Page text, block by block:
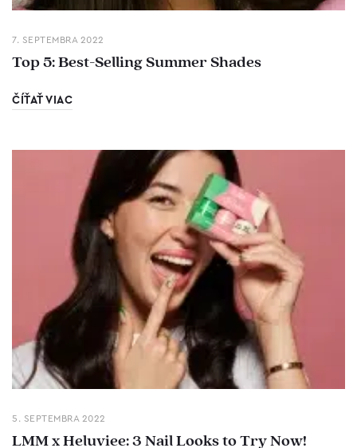
7. SEPTEMBRA 2022
Top 5: Best-Selling Summer Shades
ČÍŤAŤ VIAC
5. SEPTEMBRA 2022
LMM x Heluviee: 3 Nail Looks to Try Now!